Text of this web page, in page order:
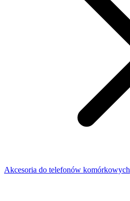
Akcesoria do telefonów komórkowych